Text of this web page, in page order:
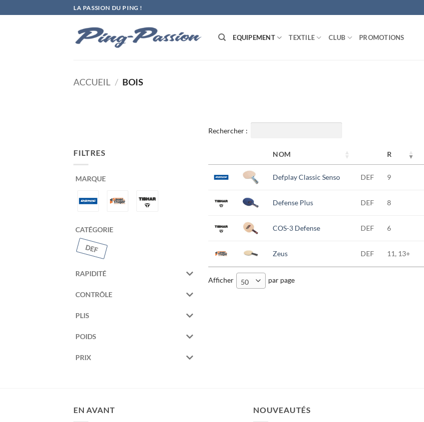
au
LA PASSION DU PING !
EQUIPEMENT TEXTILE CLUB PROMOTIONS
ACCUEIL / BOIS
FILTRES
MARQUE
CATÉGORIE
RAPIDITÉ
CONTRÔLE
PLIS
POIDS
PRIX
Rechercher :
NOM R
Defplay Classic Senso DEF 9
Defense Plus DEF 8
COS-3 Defense DEF 6
Zeus DEF 11, 13+
Afficher 50 par page
EN AVANT NOUVEAUTÉS